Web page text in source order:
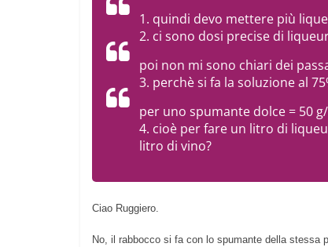
1. quindi devo mettere più
2. ci sono dosi precise di
poi non mi sono chiari dei
3. perchè si fa la soluzione al
per uno spumante dolce = 50
4. cioè per fare un litro di
litro di vino?
Ciao Ruggiero.
No, il rabbocco si fa con lo spumante della stessa